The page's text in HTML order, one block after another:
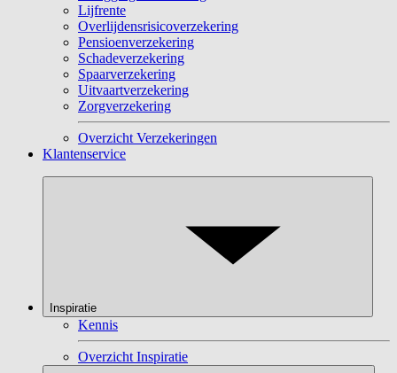
Lijfrente
Overlijdensrisicoverzekering
Pensioenverzekering
Schadeverzekering
Spaarverzekering
Uitvaartverzekering
Zorgverzekering
Overzicht Verzekeringen
Klantenservice
Inspiratie
Kennis
Overzicht Inspiratie